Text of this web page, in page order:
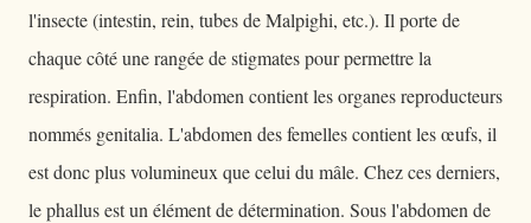
l'insecte (intestin, rein, tubes de Malpighi, etc.). Il porte de
chaque côté une rangée de stigmates pour permettre la
respiration. Enfin, l'abdomen contient les organes reproducteurs
nommés genitalia. L'abdomen des femelles contient les œufs, il
est donc plus volumineux que celui du mâle. Chez ces derniers,
le phallus est un élément de détermination. Sous l'abdomen de